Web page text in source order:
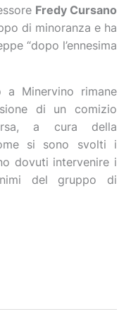
Fredy Cursano
di minoranza e ha
“dopo l’ennesima
a Minervino rimane
di un comizio
a cura della
si sono svolti i
dovuti intervenire i
del gruppo di